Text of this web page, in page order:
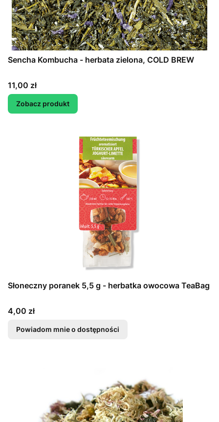
Sencha Kombucha - herbata zielona, COLD BREW
Cena
11,00 zł
Zobacz produkt
Słoneczny poranek 5,5 g - herbatka owocowa TeaBag
Cena
4,00 zł
Powiadom mnie o dostępności